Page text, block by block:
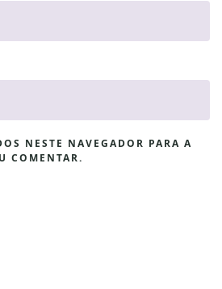
NESTE NAVEGADOR PARA A
COMENTAR.